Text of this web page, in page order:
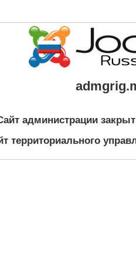
администрации
территориального